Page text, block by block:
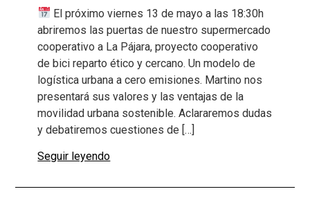
El próximo viernes 13 de mayo a las 18:30h
abriremos las puertas de nuestro supermercado
cooperativo a La Pájara, proyecto cooperativo
de bici reparto ético y cercano. Un modelo de
logística urbana a cero emisiones. Martino nos
presentará sus valores y las ventajas de la
movilidad urbana sostenible. Aclararemos dudas
y debatiremos cuestiones de […]
Seguir leyendo